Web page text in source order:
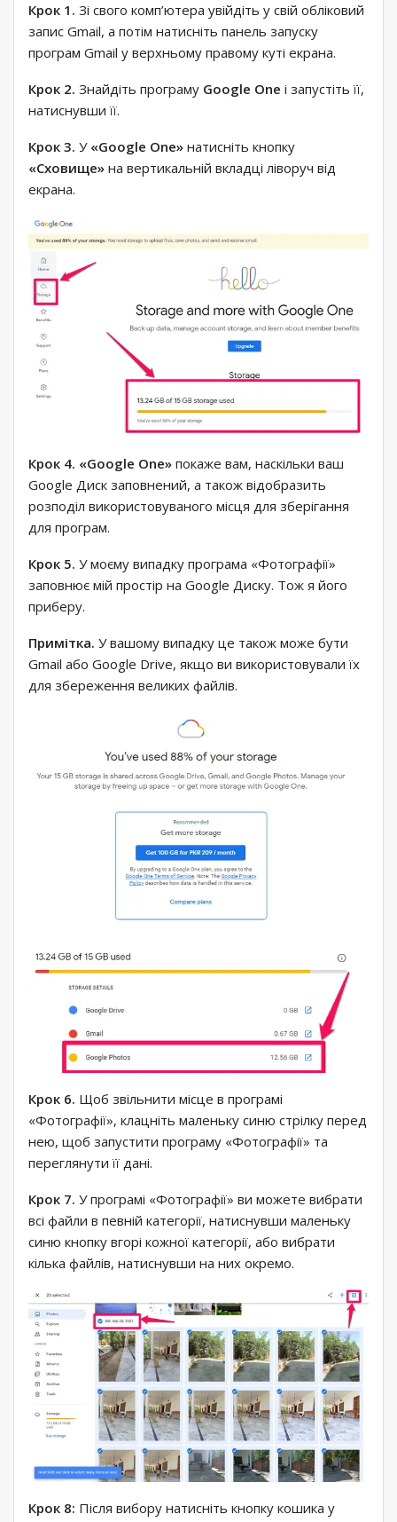
Крок 1. Зі свого комп’ютера увійдіть у свій обліковий
запис Gmail, а потім натисніть панель запуску
програм Gmail у верхньому правому куті екрана.
Крок 2. Знайдіть програму Google One і запустіть її,
натиснувши її.
Крок 3. У «Google One» натисніть кнопку
«Сховище» на вертикальній вкладці ліворуч від
екрана.
Крок 4. «Google One» покаже вам, наскільки ваш
Google Диск заповнений, а також відобразить
розподіл використовуваного місця для зберігання
для програм.
Крок 5. У моєму випадку програма «Фотографії»
заповнює мій простір на Google Диску. Тож я його
приберу.
Примітка. У вашому випадку це також може бути
Gmail або Google Drive, якщо ви використовували їх
для збереження великих файлів.
Крок 6. Щоб звільнити місце в програмі
«Фотографії», клацніть маленьку синю стрілку перед
нею, щоб запустити програму «Фотографії» та
переглянути її дані.
Крок 7. У програмі «Фотографії» ви можете вибрати
всі файли в певній категорії, натиснувши маленьку
синю кнопку вгорі кожної категорії, або вибрати
кілька файлів, натиснувши на них окремо.
Крок 8: Після вибору натисніть кнопку кошика у